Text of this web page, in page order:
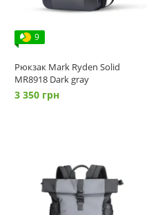
9
Рюкзак Mark Ryden Solid
MR8918 Dark gray
3 350 грн